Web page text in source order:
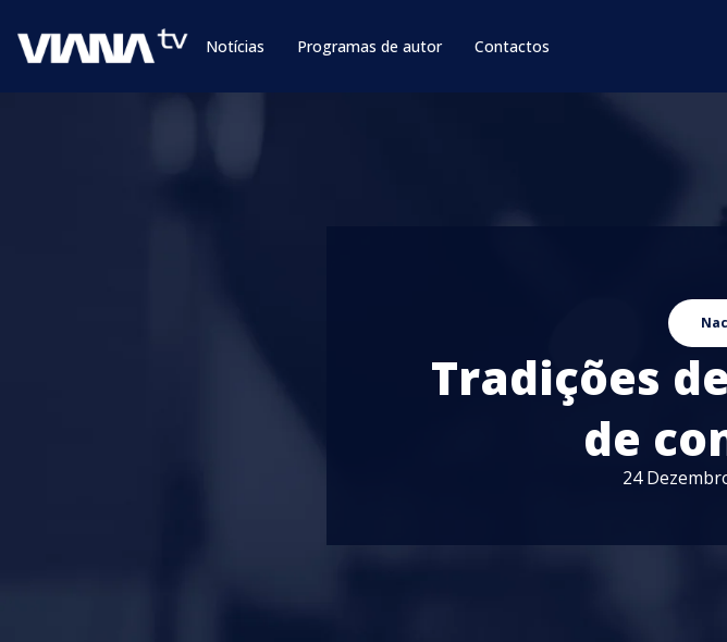
Notícias Programas de autor Contactos
Tradições
de
24